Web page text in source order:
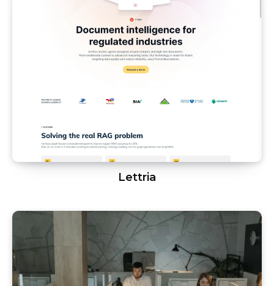
Lettria